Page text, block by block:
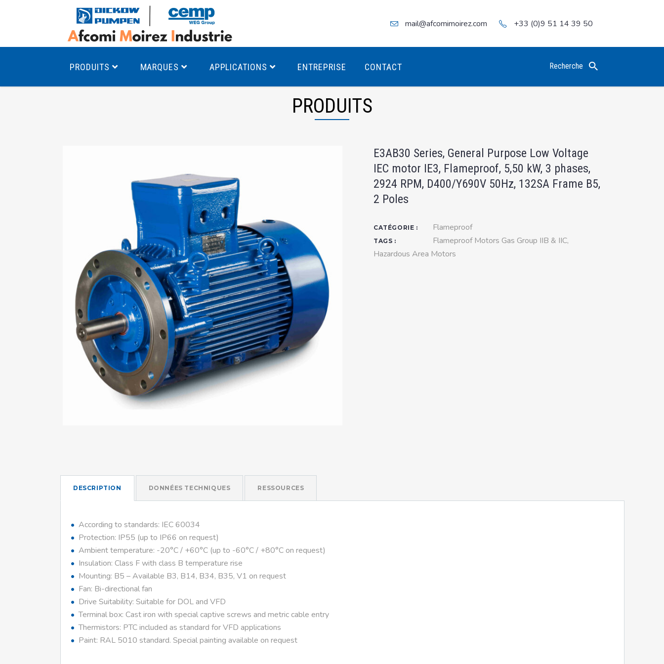
mail@afcomimoirez.com +33 (0)9 51 14 39 50
PRODUITS
Pompes à engrenages
Moteurs Antidéflagrants ÉCO T4
Moteurs Antidéflagrants ÉCO T3
Moteurs standards (non
Antidéflagrants)
Moteurs Antidéflagrants NEMA
(Normes Américaines)
MARQUES APPLICATIONS ENTREPRISE CONTACT Recherche
PRODUITS
E3AB30 Series, General Purpose Low Voltage
IEC motor IE3, Flameproof, 5,50 kW, 3 phases,
2924 RPM, D400/Y690V 50Hz, 132SA Frame B5,
2 Poles
CATÉGORIE : Flameproof
TAGS : Flameproof Motors Gas Group IIB & IIC,
Hazardous Area Motors
DESCRIPTION DONNÉES TECHNIQUES RESSOURCES
According to standards: IEC 60034
Protection: IP55 (up to IP66 on request)
Ambient temperature: -20°C / +60°C (up to -60°C / +80°C on request)
Insulation: Class F with class B temperature rise
Mounting: B5 – Available B3, B14, B34, B35, V1 on request
Fan: Bi-directional fan
Drive Suitability: Suitable for DOL and VFD
Terminal box: Cast iron with special captive screws and metric cable entry
Thermistors: PTC included as standard for VFD applications
Paint: RAL 5010 standard. Special painting available on request